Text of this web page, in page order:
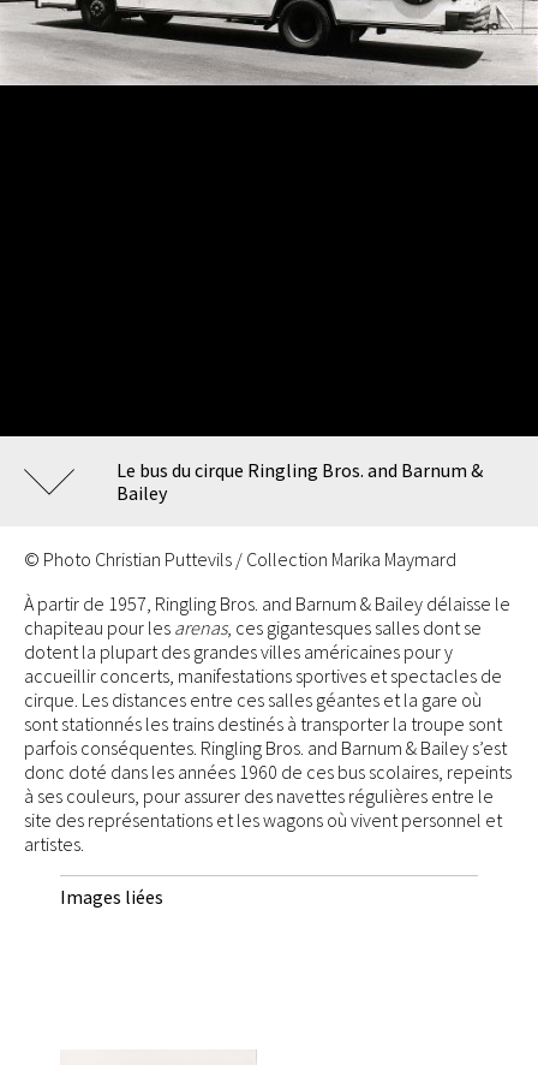
Le bus du cirque Ringling Bros. and Barnum &
Bailey
© Photo Christian Puttevils / Collection Marika Maymard
À partir de 1957, Ringling Bros. and Barnum & Bailey délaisse le
chapiteau pour les arenas, ces gigantesques salles dont se
dotent la plupart des grandes villes américaines pour y
accueillir concerts, manifestations sportives et spectacles de
cirque. Les distances entre ces salles géantes et la gare où
sont stationnés les trains destinés à transporter la troupe sont
parfois conséquentes. Ringling Bros. and Barnum & Bailey s’est
donc doté dans les années 1960 de ces bus scolaires, repeints
à ses couleurs, pour assurer des navettes régulières entre le
site des représentations et les wagons où vivent personnel et
artistes.
Images liées